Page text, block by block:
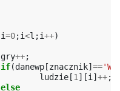
i=0;i<l ;i++)
gry++;
if(danewp [znacznik] =='W'
ludzie [1 ][i ] ++;
else